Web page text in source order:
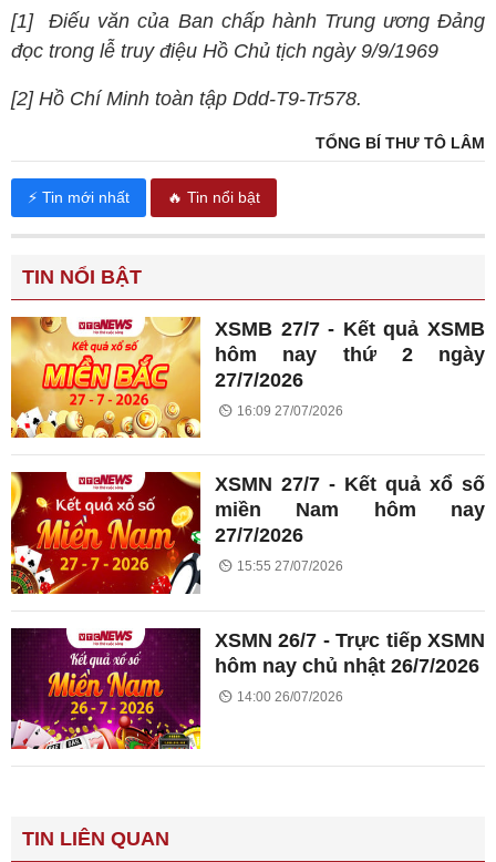
[1] Điếu văn của Ban chấp hành Trung ương Đảng
đọc trong lễ truy điệu Hồ Chủ tịch ngày 9/9/1969
[2] Hồ Chí Minh toàn tập Ddd-T9-Tr578.
TỔNG BÍ THƯ TÔ LÂM
⚡ Tin mới nhất 🔥 Tin nổi bật
TIN NỔI BẬT
XSMB 27/7 - Kết quả XSMB
hôm nay thứ 2 ngày
27/7/2026
16:09 27/07/2026
XSMN 27/7 - Kết quả xổ số
miền Nam hôm nay
27/7/2026
15:55 27/07/2026
XSMN 26/7 - Trực tiếp XSMN
hôm nay chủ nhật 26/7/2026
14:00 26/07/2026
TIN LIÊN QUAN